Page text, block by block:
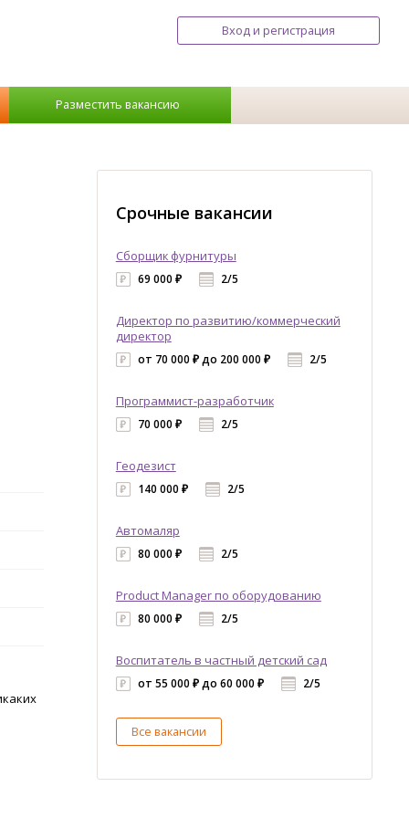
Вход и регистрация
Разместить вакансию
Срочные вакансии
Сборщик фурнитуры
69 000 ₽ 2/5
Директор по развитию/коммерческий
директор
от 70 000 ₽ до 200 000 ₽ 2/5
Программист-разработчик
70 000 ₽ 2/5
Геодезист
140 000 ₽ 2/5
Автомаляр
80 000 ₽ 2/5
Product Manager по оборудованию
80 000 ₽ 2/5
Воспитатель в частный детский сад
от 55 000 ₽ до 60 000 ₽ 2/5
Все вакансии